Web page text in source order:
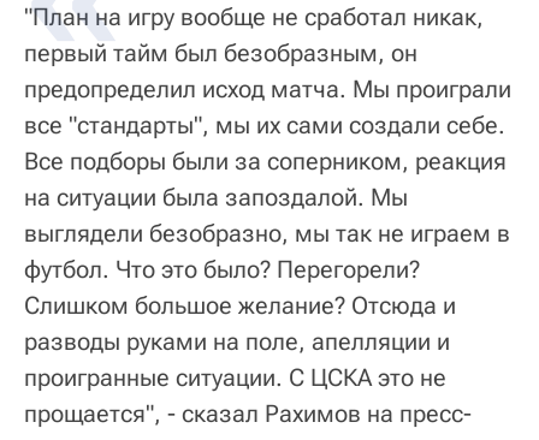
"План на игру вообще не сработал никак,
первый тайм был безобразным, он
предопределил исход матча. Мы проиграли
все "стандарты", мы их сами создали себе.
Все подборы были за соперником, реакция
на ситуации была запоздалой. Мы
выглядели безобразно, мы так не играем в
футбол. Что это было? Перегорели?
Слишком большое желание? Отсюда и
разводы руками на поле, апелляции и
проигранные ситуации. С ЦСКА это не
прощается", - сказал Рахимов на пресс-